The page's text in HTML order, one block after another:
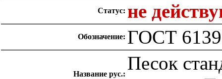
Статус: не
Обозначение: ГОСТ
Название рус.:
Песок